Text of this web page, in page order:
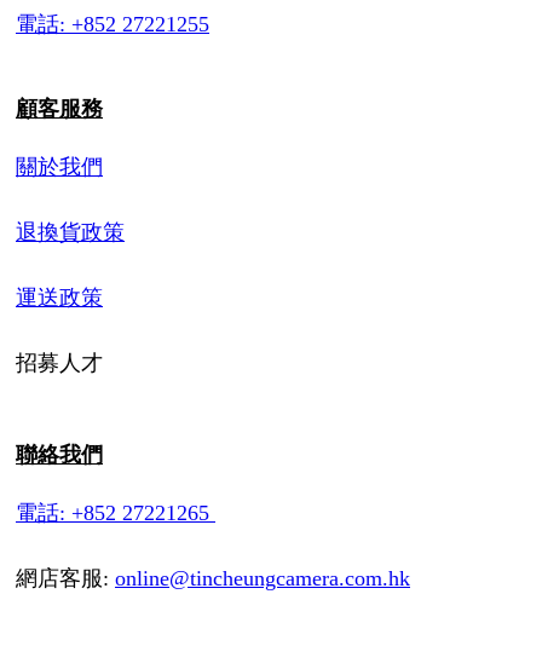
電話: +852 27221255
顧客服務
關於我們
退換貨政策
運送政策
招募人才
聯絡我們
電話: +852 27221265
網店客服: online@tincheungcamera.com.hk